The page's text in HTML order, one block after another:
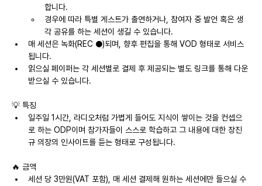
합니다.
경우에 따라 특별 게스트가 출연하거나, 참여자 중 발언 혹은 생
각 공유를 하는 세션이 생길 수 있습니다.
매 세션은 녹화(REC ●)되며, 향후 편집을 통해 VOD 형태로 서비스
됩니다.
읽으실 페이퍼는 각 세션별로 결제 후 제공되는 별도 링크를 통해 다운
받으실 수 있습니다.
💡 특징
일주일 1시간, 라디오처럼 가볍게 들어도 지식이 쌓이는 것을 컨셉으
로 하는 ODP이며 참가자들이 스스로 학습하고 그 내용에 대한 장진
규 의장의 인사이트를 듣는 형태로 구성됩니다.
🔥 금액
세션 당 3만원(VAT 포함), 매 세션 결제해 원하는 세션에만 들으실 수